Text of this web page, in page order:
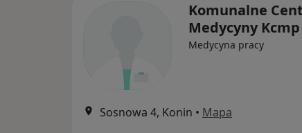
Komunalne
Medycyny Kcmp
Medycyna pracy
Sosnowa 4, Konin • Mapa